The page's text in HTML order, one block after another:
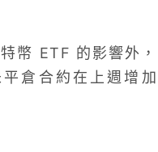
幣 ETF 的影響外，
倉合約在上週增加